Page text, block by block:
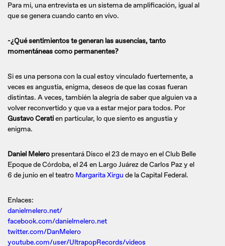
Para mi, una entrevista es un sistema de amplificación, igual al
que se genera cuando canto en vivo.
-¿Qué sentimientos te generan las ausencias, tanto
momentáneas como permanentes?
Si es una persona con la cual estoy vinculado fuertemente, a
veces es angustia, enigma, deseos de que las cosas fueran
distintas. A veces, también la alegría de saber que alguien va a
volver reconvertido y que va a estar mejor para todos. Por
Gustavo Ceratien particular, lo que siento es angustia y
enigma.
Daniel Melero presentará Disco el 23 de mayo en el Club Belle
Epoque de Córdoba, el 24 en Largo Juárez de Carlos Paz y el
6 de junio en el teatro Margarita Xirgu de la Capital Federal.
Enlaces:
danielmelero.net/
facebook.com/danielmelero.net
twitter.com/DanMelero
youtube.com/user/UltrapopRecords/videos